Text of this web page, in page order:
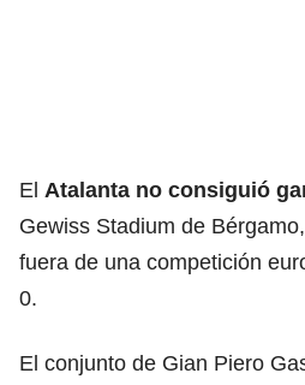
El Atalanta no consiguió
Gewiss Stadium de
fuera de una competición
0.
El conjunto de Gian Piero